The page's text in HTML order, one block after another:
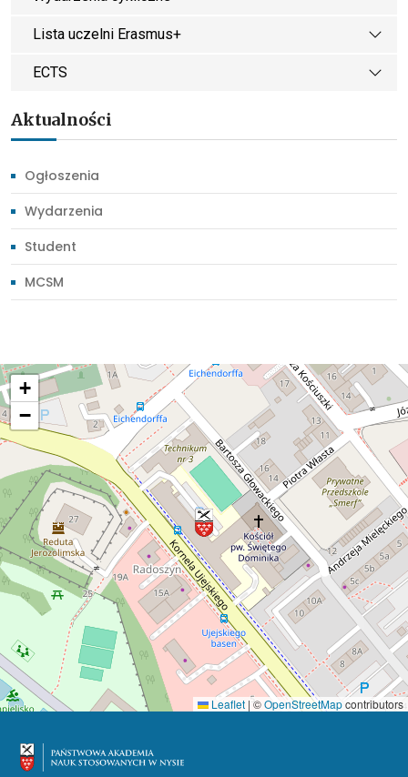
Lista uczelni Erasmus+
ECTS
Aktualności
Ogłoszenia
Wydarzenia
Student
MCSM
+
−
Leaflet |©OpenStreetMapcontributors